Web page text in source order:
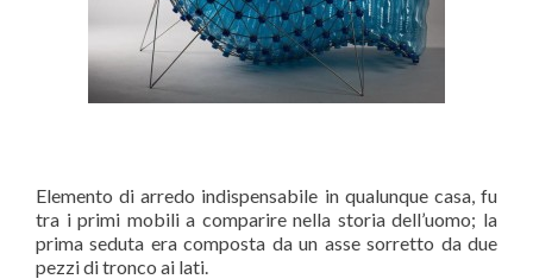
Elemento di arredo indispensabile in qualunque casa, fu
tra i primi mobili a comparire nella storia dell’uomo; la
prima seduta era composta da un asse sorretto da due
pezzi di tronco ai lati.